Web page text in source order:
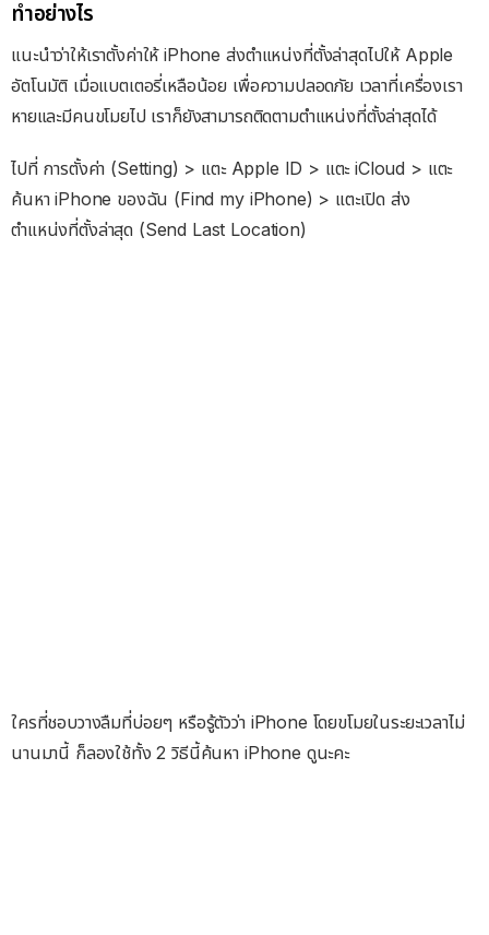
ทำอย่างไร
แนะนำว่าให้เราตั้งค่าให้ iPhone ส่งตำแหน่งที่ตั้งล่าสุดไปให้ Apple
อัตโนมัติ เมื่อแบตเตอรี่เหลือน้อย เพื่อความปลอดภัย เวลาที่เครื่องเรา
หายและมีคนขโมยไป เราก็ยังสามารถติดตามตำแหน่งที่ตั้งล่าสุดได้
ไปที่ การตั้งค่า (Setting) > แตะ Apple ID > แตะ iCloud > แตะ
ค้นหา iPhone ของฉัน (Find my iPhone) > แตะเปิด ส่ง
ตำแหน่งที่ตั้งล่าสุด (Send Last Location)
ใครที่ชอบวางลืมที่บ่อยๆ หรือรู้ตัวว่า iPhone โดยขโมยในระยะเวลาไม่
นานมานี้ ก็ลองใช้ทั้ง 2 วิธีนี้ค้นหา iPhone ดูนะคะ